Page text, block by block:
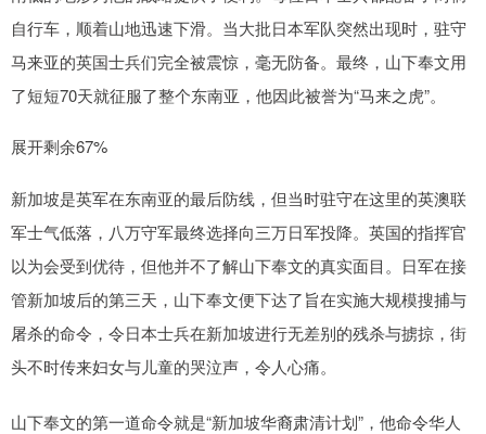
自行车，顺着山地迅速下滑。当大批日本军队突然出现时，驻守
马来亚的英国士兵们完全被震惊，毫无防备。最终，山下奉文用
了短短70天就征服了整个东南亚，他因此被誉为“马来之虎”。
展开剩余67%
新加坡是英军在东南亚的最后防线，但当时驻守在这里的英澳联
军士气低落，八万守军最终选择向三万日军投降。英国的指挥官
以为会受到优待，但他并不了解山下奉文的真实面目。日军在接
管新加坡后的第三天，山下奉文便下达了旨在实施大规模搜捕与
屠杀的命令，令日本士兵在新加坡进行无差别的残杀与掳掠，街
头不时传来妇女与儿童的哭泣声，令人心痛。
山下奉文的第一道命令就是“新加坡华裔肃清计划”，他命令华人